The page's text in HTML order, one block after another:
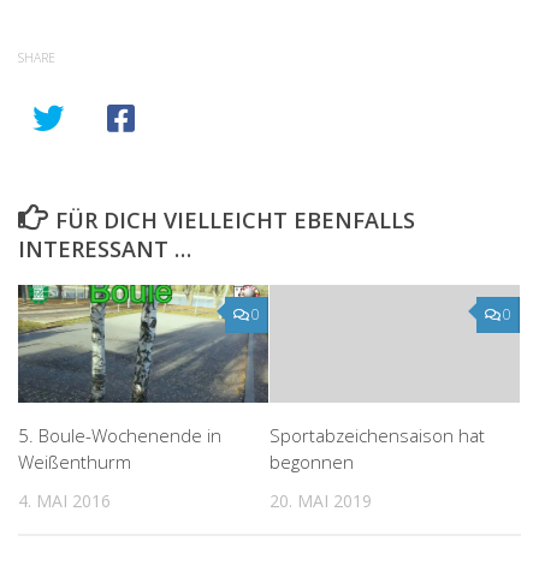
SHARE
FÜR DICH VIELLEICHT EBENFALLS
INTERESSANT …
0
5. Boule-Wochenende in
Weißenthurm
4. MAI 2016
0
Sportabzeichensaison hat
begonnen
20. MAI 2019